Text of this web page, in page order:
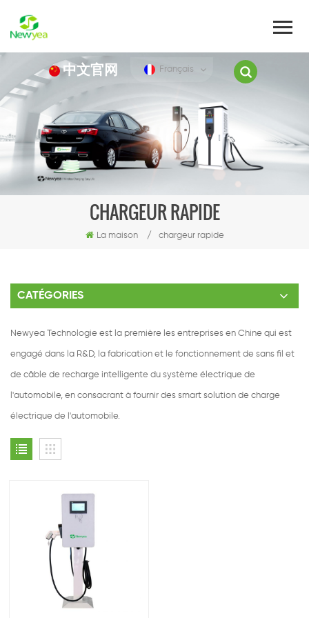
中文官网 Français
CHARGEUR RAPIDE
La maison / chargeur rapide
CATÉGORIES
Newyea Technologie est la première les entreprises en Chine qui est
engagé dans la R&D, la fabrication et le fonctionnement de sans fil et
de câble de recharge intelligente du système électrique de
l'automobile, en consacrant à fournir des smart solution de charge
électrique de l'automobile.